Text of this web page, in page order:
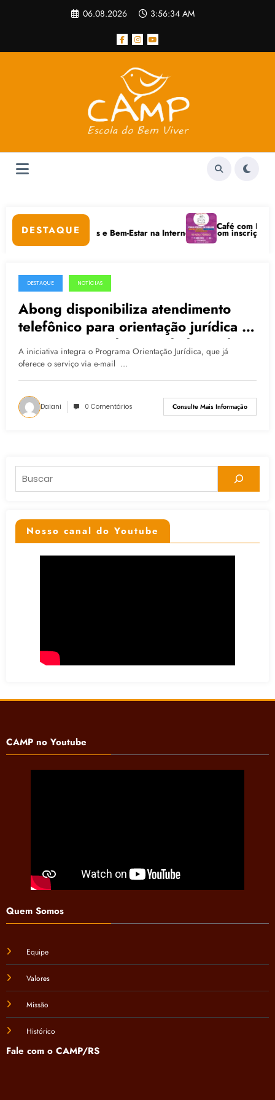
06.08.2026 3:56:34 AM
DESTAQUE
Cuidados Digitais e Bem-Estar na Internet está com inscrições
Café com Paulo
22.04.2015
DESTAQUE NOTÍCIAS
Abong disponibiliza atendimento
telefônico para orientação jurídica a
Organizações da Sociedade Civil
A iniciativa integra o Programa Orientação Jurídica, que já
oferece o serviço via e-mail …
Daiani 0 Comentários Consulte Mais Informação
Pesquisar
Nosso canal do Youtube
CAMP no Youtube
Quem Somos
Equipe
Valores
Missão
Histórico
Fale com o CAMP/RS